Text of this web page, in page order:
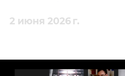
2 июня 2026 г.